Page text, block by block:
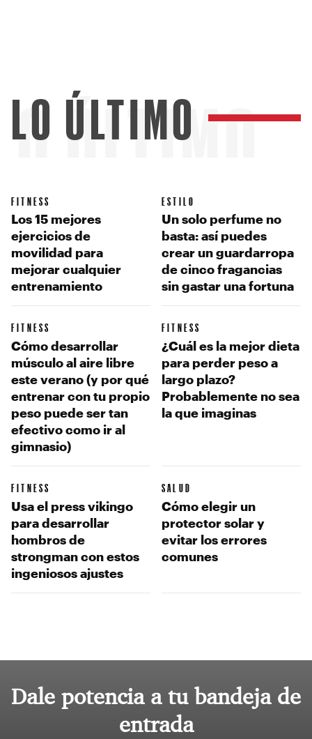
ÚLTIMO
LO ÚLTIMO
FITNESS
Los 15 mejores
ejercicios de
movilidad para
mejorar cualquier
entrenamiento
ESTILO
Un solo perfume no
basta: así puedes
crear un guardarropa
de cinco fragancias
sin gastar una fortuna
FITNESS
Cómo desarrollar
músculo al aire libre
este verano (y por qué
entrenar con tu propio
peso puede ser tan
efectivo como ir al
gimnasio)
FITNESS
¿Cuál es la mejor dieta
para perder peso a
largo plazo?
Probablemente no sea
la que imaginas
FITNESS
Usa el press vikingo
para desarrollar
hombros de
strongman con estos
ingeniosos ajustes
SALUD
Cómo elegir un
protector solar y
evitar los errores
comunes
Dale potencia a tu bandeja de
entrada